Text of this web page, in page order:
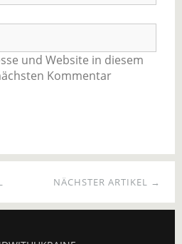
und Website in diesem
Kommentar
NÄCHSTER ARTIKEL →